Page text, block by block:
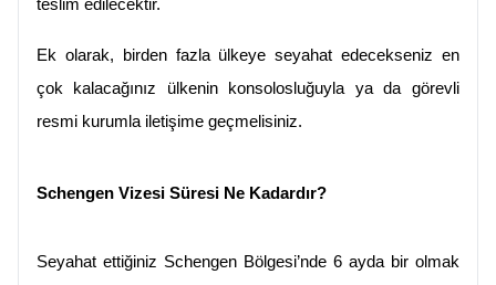
teslim edilecektir.
Ek olarak, birden fazla ülkeye seyahat edecekseniz en
çok kalacağınız ülkenin konsolosluğuyla ya da görevli
resmi kurumla iletişime geçmelisiniz.
Schengen Vizesi Süresi Ne Kadardır?
Seyahat ettiğiniz Schengen Bölgesi’nde 6 ayda bir olmak